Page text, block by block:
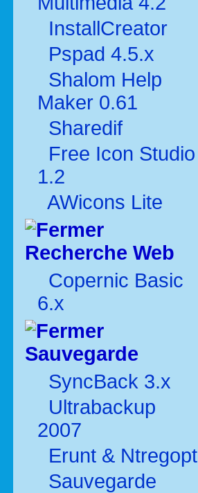
InstallCreator
Pspad 4.5.x
Shalom Help
Maker 0.61
Sharedif
Free Icon Studio
1.2
AWicons Lite
Recherche Web
Copernic Basic
6.x
Sauvegarde
SyncBack 3.x
Ultrabackup
2007
Erunt & Ntregopt
Sauvegarde